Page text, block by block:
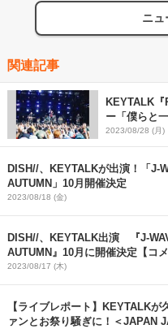
ニュ
関連記事
KEYTALK
ー「僕らと
クバンドの真
2023/08/28 (月)
DISH//、KEYTALKが出演！「J-
AUTUMN」10月開催決定
2023/08/18 (金)
DISH//、KEYTALK出演 『J-
AUTUMN』10月に開催決定【コメ
2023/08/17 (木)
【ライブレポート】KEYTALK
ァンとお祭り騒ぎに！＜JAPAN